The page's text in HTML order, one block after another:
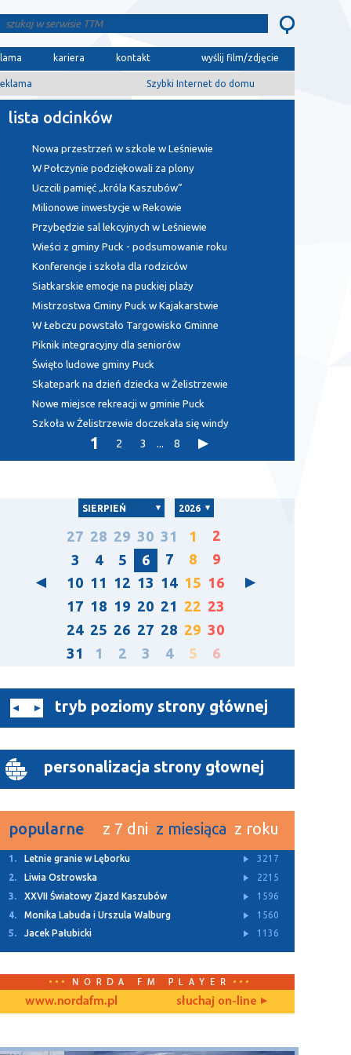
kariera kontakt wyślij film/zdjęcie
Szybki Internet do domu
lista odcinków
Nowa przestrzeń w szkole w Leśniewie
W Połczynie podziękowali za plony
Uczcili pamięć „króla Kaszubów”
Milionowe inwestycje w Rekowie
Przybędzie sal lekcyjnych w Leśniewie
Wieści z gminy Puck - podsumowanie roku
Konferencje i szkoła dla rodziców
Siatkarskie emocje na puckiej plaży
Mistrzostwa Gminy Puck w Kajakarstwie
W Łebczu powstało Targowisko Gminne
Piknik integracyjny dla seniorów
Święto ludowe gminy Puck
Skatepark na dzień dziecka w Żelistrzewie
Nowe miejsce rekreacji w gminie Puck
Szkoła w Żelistrzewie doczekała się windy
1 2 3 ... 8
SIERPIEŃ 2026
27 28 29 30 31 1
2
3
4 5 6 7 8
9
10 11 12 13 14 15 16
17 18 19 20 21 22 23
24 25 26 27 28 29 30
31
1 2 3 4 5 6
tryb poziomy strony głównej
personalizacja strony głownej
popularne z 7 dni z miesiąca z roku
1. Letnie granie w Lęborku
3217
2.
Liwia Ostrowska
2215
3.
XXVII Światowy Zjazd Kaszubów
1596
4.
Monika Labuda i Urszula Walburg
1560
5.
Jacek Pałubicki 1136